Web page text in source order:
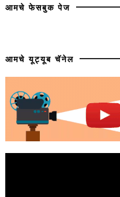
आमचे फेसबुक पेज
आमचे यूट्यूब चॅनेल